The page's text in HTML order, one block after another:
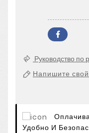
Руководство по
Напишите
Удобно И